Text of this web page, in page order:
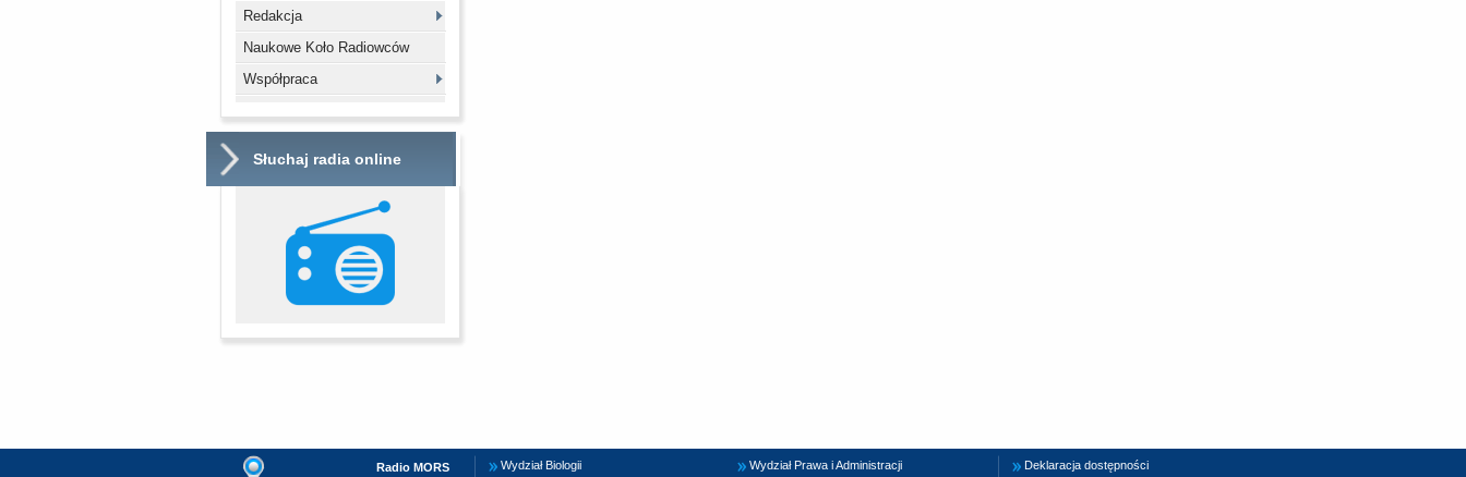
Redakcja
Naukowe Koło Radiowców
Współpraca
Słuchaj radia online
Radio MORS
Wydział Biologii
Wydział Prawa i Administracji
Deklaracja dostępności